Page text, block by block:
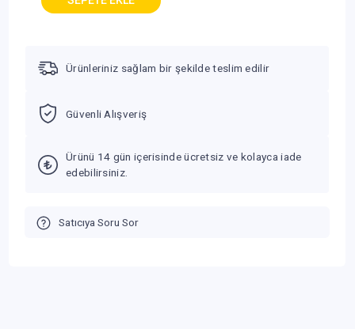
Ürünleriniz sağlam bir şekilde teslim edilir
Güvenli Alışveriş
Ürünü 14 gün içerisinde ücretsiz ve kolayca iade
edebilirsiniz.
Satıcıya Soru Sor